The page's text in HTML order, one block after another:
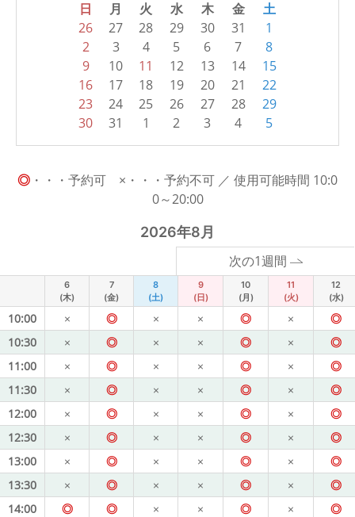
日 月 火 水 木 金 土
26 27 28 29 30 31
1
2
3 4 5 6 7
8
9
10 11 12 13 14
15
16
17 18 19 20 21
22
23
24 25 26 27 28
29
30
31 1 2 3 4 5
◎ ・・・予約可 ×・・・予約不可 ／ 使用可能時間 10:0
0～20:00
2026年8月
次の1週間
6
(木)
7
(金)
8
(土)
9
(日)
10
(月)
11
(火)
12
(水)
10:00 × ◎ × × ◎ ×
◎
10:30
× ◎ × × ◎ ×
◎
11:00
× ◎ × × ◎ ×
◎
11:30
× ◎ × × ◎ ×
◎
12:00
× ◎ × × ◎ ×
◎
12:30
× ◎ × × ◎ ×
◎
13:00
× ◎ × × ◎ ×
◎
13:30
× ◎ × × ◎ ×
◎
14:00
◎ ◎ × × ◎ ×
◎